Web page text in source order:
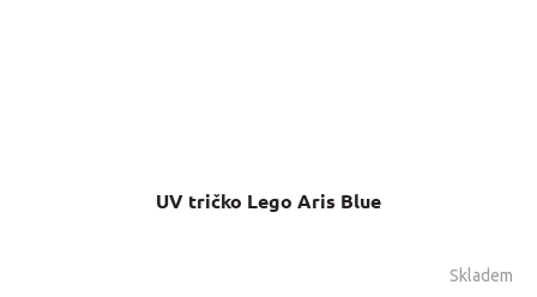
UV tričko Lego Aris Blue
Skladem